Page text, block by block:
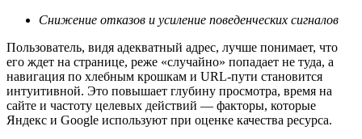
Снижение отказов и усиление поведенческих сигналов
Пользователь, видя адекватный адрес, лучше понимает, что
его ждет на странице, реже «случайно» попадает не туда, а
навигация по хлебным крошкам и URL‑пути становится
интуитивной. Это повышает глубину просмотра, время на
сайте и частоту целевых действий — факторы, которые
Яндекс и Google используют при оценке качества ресурса.